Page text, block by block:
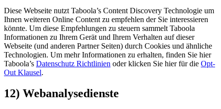
Diese Webseite nutzt Taboola’s Content Discovery Technologie um
Ihnen weiteren Online Content zu empfehlen der Sie interessieren
könnte. Um diese Empfehlungen zu steuern sammelt Taboola
Informationen zu Ihrem Gerät und Ihrem Verhalten auf dieser
Webseite (und anderen Partner Seiten) durch Cookies und ähnliche
Technologien. Um mehr Informationen zu erhalten, finden Sie hier
Taboola’s Datenschutz Richtlinien oder klicken Sie hier für die Opt-
Out Klausel.
12) Webanalysedienste